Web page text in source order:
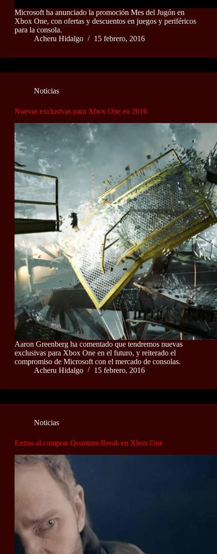
Microsoft ha anunciado la promoción Mes del Jugón en
Xbox One, con ofertas y descuentos en juegos y periféricos
para la consola.
Acheru Hidalgo
15 febrero, 2016
Noticias
Nuevas exclusivas para Xbox One en 2016
Aaron Greenberg ha comentado que tendremos nuevas
exclusivas para Xbox One en el futuro, y reiterado el
compromiso de Microsoft con el mercado de consolas.
Acheru Hidalgo
15 febrero, 2016
Noticias
Extras al comprar Quantum Break en Xbox One